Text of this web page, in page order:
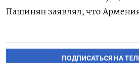
Пашинян заявлял, что
ПОДПИСАТЬСЯ НА